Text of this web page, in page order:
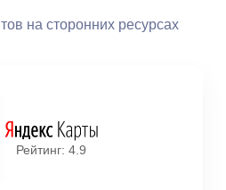
на сторонних ресурсах
Рейтинг: 4.9